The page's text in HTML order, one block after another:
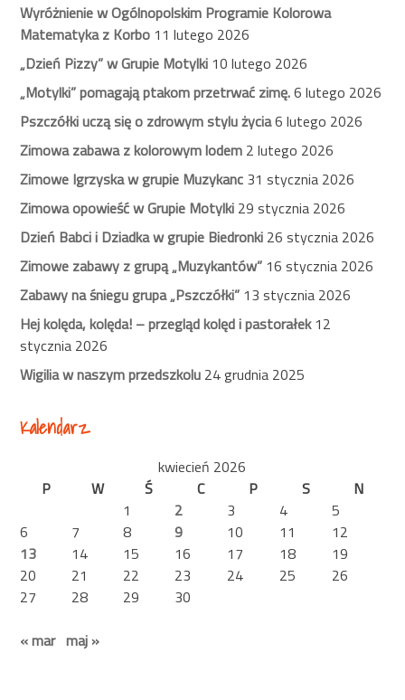
Wyróżnienie w Ogólnopolskim Programie Kolorowa
Matematyka z Korbo 11 lutego 2026
„Dzień Pizzy” w Grupie Motylki 10 lutego 2026
„Motylki” pomagają ptakom przetrwać zimę.6 lutego 2026
Pszczółki uczą się o zdrowym stylu życia6 lutego 2026
Zimowa zabawa z kolorowym lodem 2 lutego 2026
Zimowe Igrzyska w grupie Muzykanc 31 stycznia 2026
Zimowa opowieść w Grupie Motylki 29 stycznia 2026
Dzień Babci i Dziadka w grupie Biedronki 26 stycznia 2026
Zimowe zabawy z grupą „Muzykantów” 16 stycznia 2026
Zabawy na śniegu grupa „Pszczółki” 13 stycznia 2026
Hej kolęda, kolęda! – przegląd kolęd i pastorałek12
stycznia 2026
Wigilia w naszym przedszkolu 24 grudnia 2025
Kalendarz
kwiecień 2026
P
W Ś C P S
N
1
2 3 4
5
6
7 8 9 10 11
12
13
14 15 16 17 18
19
20
21 22 23 24 25
26
27
28 29
30
« mar maj »